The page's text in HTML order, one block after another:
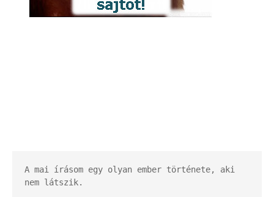
A mai írásom egy olyan ember története, aki
nem látszik.